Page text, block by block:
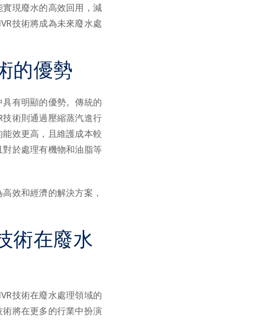
現廢水的高效回用，減
技術將成為未來廢水處
的優勢
有明顯的優勢。傳統的
術則通過壓縮蒸汽進行
效更高，且維護成本較
於處理有機物和油脂等
效和經濟的解決方案，
術在廢水
技術在廢水處理領域的
將在更多的行業中扮演